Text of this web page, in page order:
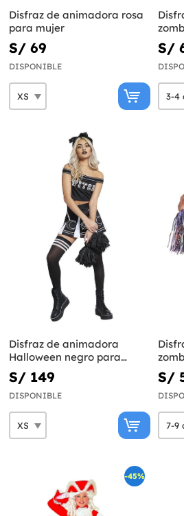
Disfraz de animadora rosa
para mujer
S/ 69
DISPONIBLE
S/
Disfraz de animadora
Halloween negro para
mujer
S/ 149
DISPONIBLE
S/
-45%